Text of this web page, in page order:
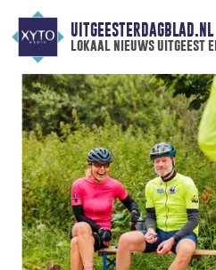
UITGEESTERDAGBLAD.NL
lokaal nieuws uitgeest